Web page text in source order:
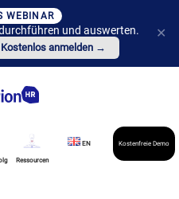
Ressourcen
EN Kostenfreie Demo
WEBINAR
und auswerten.
Kostenlos anmelden →
✕